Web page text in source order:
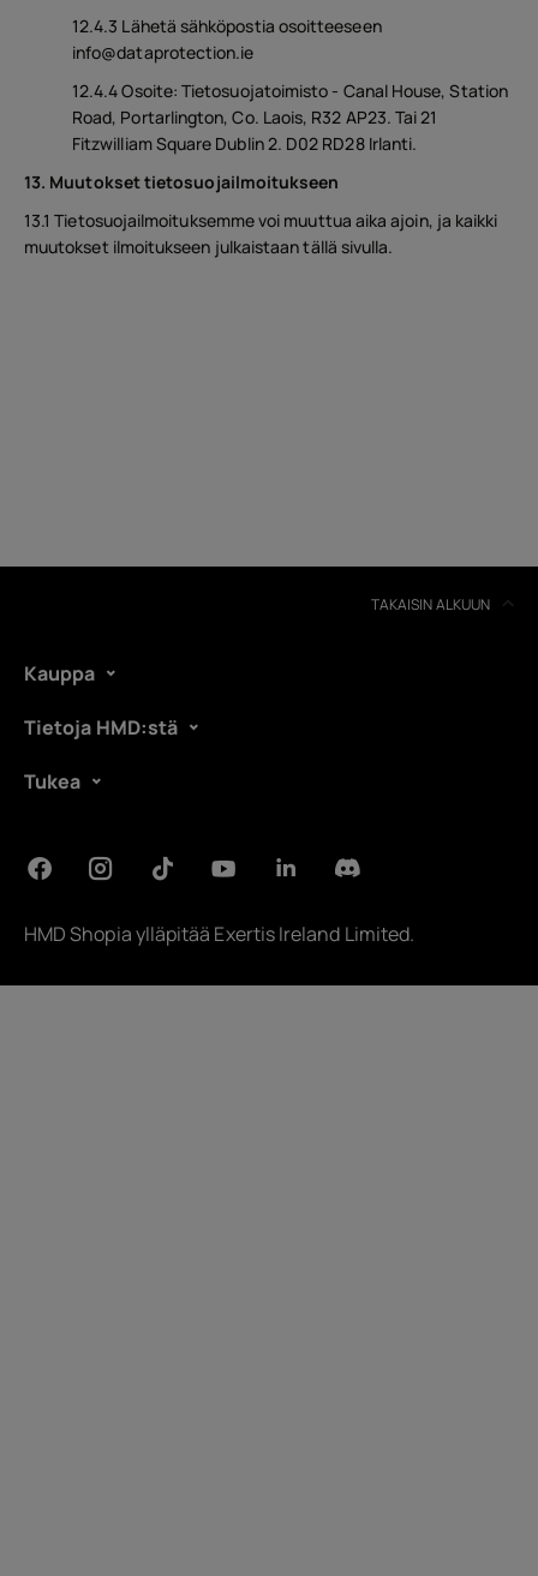
12.4.3 Lähetä sähköpostia osoitteeseen
info@dataprotection.ie
12.4.4 Osoite: Tietosuojatoimisto - Canal House, Station
Road, Portarlington, Co. Laois, R32 AP23. Tai 21
Fitzwilliam Square Dublin 2. D02 RD28 Irlanti.
13. Muutokset tietosuojailmoitukseen
13.1 Tietosuojailmoituksemme voi muuttua aika ajoin, ja kaikki
muutokset ilmoitukseen julkaistaan tällä sivulla.
TAKAISIN ALKUUN
Kauppa
Tietoja HMD:stä
Tukea
HMD Shopia ylläpitää Exertis Ireland Limited.